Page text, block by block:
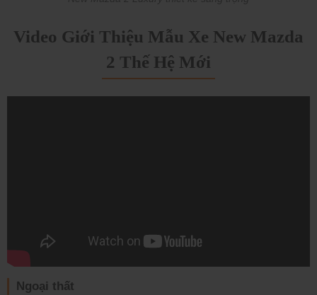
Video Giới Thiệu Mẫu Xe New Mazda
2 Thế Hệ Mới
Ngoại thất